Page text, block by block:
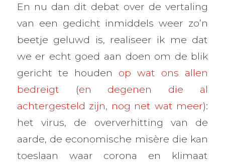
En nu dan dit debat over de vertaling
van een gedicht inmiddels weer zo’n
beetje geluwd is, realiseer ik me dat
we er echt goed aan doen om de blik
gericht te houden op wat ons allen
bedreigt (en degenen die al
achtergesteld zijn, nog net wat meer):
het virus, de oververhitting van de
aarde, de economische misère die kan
toeslaan waar corona en klimaat